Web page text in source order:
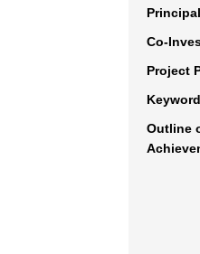
Co-
Project
Outline